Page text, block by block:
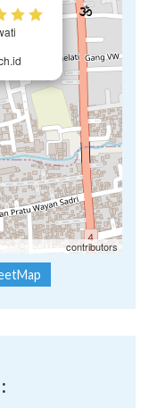
contributors